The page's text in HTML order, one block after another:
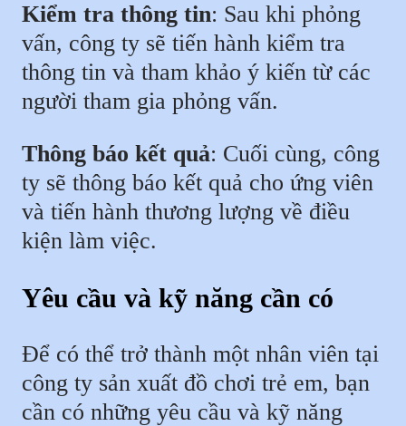
Kiểm tra thông tin: Sau khi phỏng
vấn, công ty sẽ tiến hành kiểm tra
thông tin và tham khảo ý kiến từ các
người tham gia phỏng vấn.
Thông báo kết quả: Cuối cùng, công
ty sẽ thông báo kết quả cho ứng viên
và tiến hành thương lượng về điều
kiện làm việc.
Yêu cầu và kỹ năng cần có
Để có thể trở thành một nhân viên tại
công ty sản xuất đồ chơi trẻ em, bạn
cần có những yêu cầu và kỹ năng